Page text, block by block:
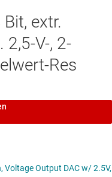
extr.
2,5-V-, 2-
Res
Voltage Output DAC w/ 2.5V,